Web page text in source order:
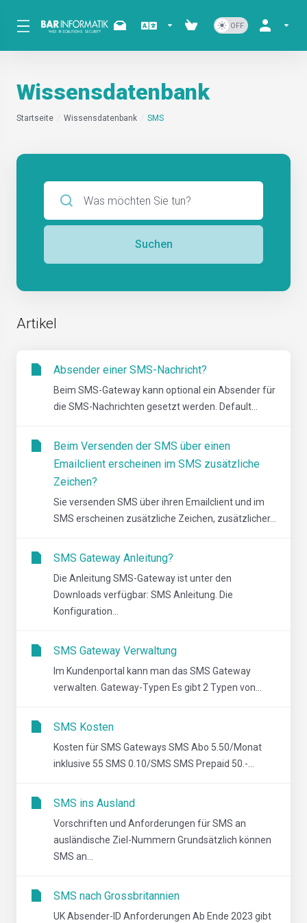
Wissensdatenbank
Startseite Wissensdatenbank SMS
Suchen
Artikel
Absender einer SMS-Nachricht?
Beim SMS-Gateway kann optional ein Absender für
die SMS-Nachrichten gesetzt werden. Default...
Beim Versenden der SMS über einen
Emailclient erscheinen im SMS zusätzliche
Zeichen?
Sie versenden SMS über ihren Emailclient und im
SMS erscheinen zusätzliche Zeichen, zusätzlicher...
SMS Gateway Anleitung?
Die Anleitung SMS-Gateway ist unter den
Downloads verfügbar: SMS Anleitung. Die
Konfiguration...
SMS Gateway Verwaltung
Im Kundenportal kann man das SMS Gateway
verwalten. Gateway-Typen Es gibt 2 Typen von...
SMS Kosten
Kosten für SMS Gateways SMS Abo 5.50/Monat
inklusive 55 SMS 0.10/SMS SMS Prepaid 50.-...
SMS ins Ausland
Vorschriften und Anforderungen für SMS an
ausländische Ziel-Nummern Grundsätzlich können
SMS an...
SMS nach Grossbritannien
UK Absender-ID Anforderungen Ab Ende 2023 gibt